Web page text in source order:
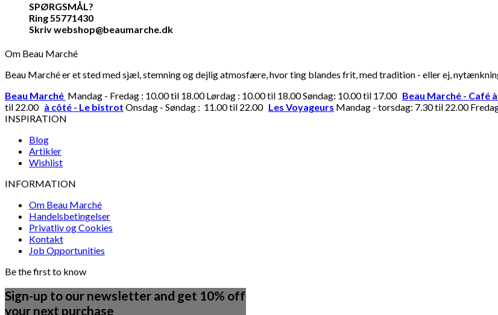
SPØRGSMÅL?
Ring 55771430
Skriv webshop@beaumarche.dk
Om Beau Marché
Beau Marché er et sted med sjæl, stemning og dejlig atmosfære, hvor ting blandes frit, med tradition - eller ej,
Beau Marché Mandag - Fredag : 10.00 til 18.00 Lørdag : 10.00 til 18.00 Søndag: 10.00 til 17.00 Beau Marché - Café
til 22.00 à côté - Le bistrot Onsdag - Søndag : 11.00 til 22.00 Les Voyageurs Mandag - torsdag: 7.30 til 22.00
INSPIRATION
Blog
Artikler
Wishlist
INFORMATION
Om Beau Marché
Handelsbetingelser
Privatliv og Cookies
Kontakt
Job Opportunities
Be the first to know
Sign-up to our newsletter and get 10% off
your next purchase